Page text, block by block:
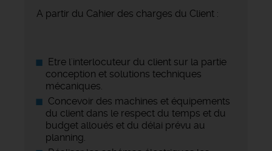
A partir du Cahier des charges du Client :
Etre l'interlocuteur du client sur la partie
conception et solutions techniques
mécaniques.
Concevoir des machines et équipements
du client dans le respect du temps et du
budget alloués et du délai prévu au
planning.